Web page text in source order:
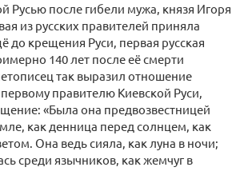
Русью после гибели мужа, князя Игоря
из русских правителей приняла
до крещения Руси, первая русская
140 лет после её смерти
так выразил отношение
правителю Киевской Руси,
«Была она предвозвестницей
как денница перед солнцем, как
Она ведь сияла, как луна в ночи;
среди язычников, как жемчуг в